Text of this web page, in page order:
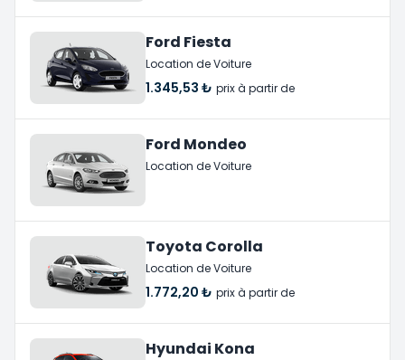
Ford Fiesta
Location de Voiture
1.345,53 ₺ prix à partir de
Ford Mondeo
Location de Voiture
Toyota Corolla
Location de Voiture
1.772,20 ₺ prix à partir de
Hyundai Kona